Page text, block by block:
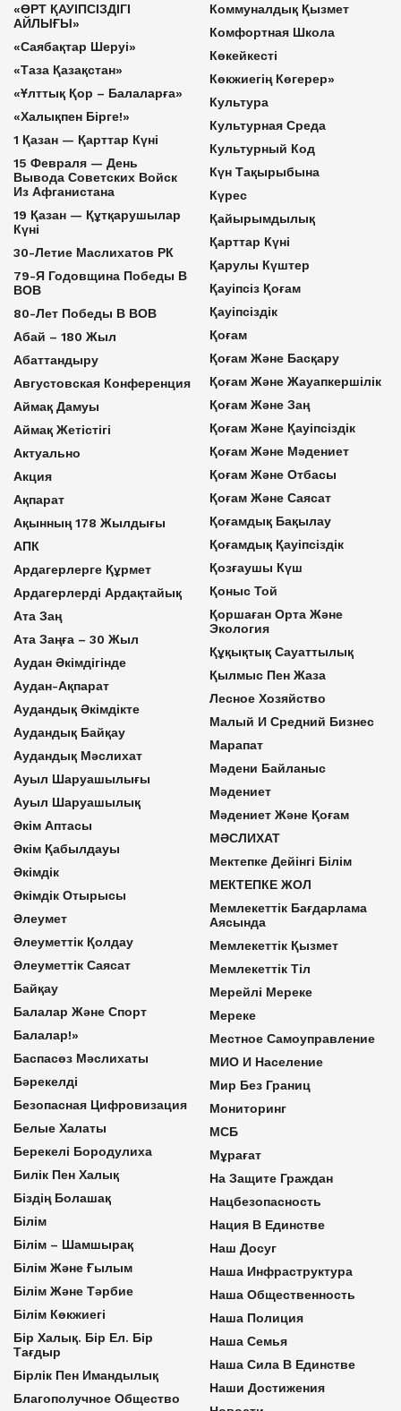
«ӨРТ ҚАУІПСІЗДІГІ
АЙЛЫҒЫ»
«Саябақтар Шеруі»
«Таза Қазақстан»
«Ұлттық Қор – Балаларға»
«Халықпен Бірге!»
1 Қазан — Қарттар Күні
15 Февраля — День
Вывода Советских Войск
Из Афганистана
19 Қазан — Құтқарушылар
Күні
30-Летие Маслихатов РК
79-Я Годовщина Победы В
ВОВ
80-Лет Победы В ВОВ
Абай – 180 Жыл
Абаттандыру
Августовская Конференция
Аймақ Дамуы
Аймақ Жетістігі
Актуально
Акция
Ақпарат
Ақынның 178 Жылдығы
АПК
Ардагерлерге Құрмет
Ардагерлерді Ардақтайық
Ата Заң
Ата Заңға – 30 Жыл
Аудан Әкімдігінде
Аудан-Ақпарат
Аудандық Әкімдікте
Аудандық Байқау
Аудандық Мәслихат
Ауыл Шаруашылығы
Ауыл Шаруашылық
Әкім Аптасы
Әкім Қабылдауы
Әкімдік
Әкімдік Отырысы
Әлеумет
Әлеуметтік Қолдау
Әлеуметтік Саясат
Байқау
Балалар Және Спорт
Балалар!»
Баспасөз Мәслихаты
Бәрекелді
Безопасная Цифровизация
Белые Халаты
Берекелі Бородулиха
Билік Пен Халық
Біздің Болашақ
Білім
Білім – Шамшырақ
Білім Және Ғылым
Білім Және Тәрбие
Білім Көкжиегі
Бір Халық. Бір Ел. Бір
Тағдыр
Бірлік Пен Имандылық
Благополучное Общество
Коммуналдық Қызмет
Комфортная Школа
Көкейкесті
Көкжиегің Көгерер»
Культура
Культурная Среда
Культурный Код
Күн Тақырыбына
Күрес
Қайырымдылық
Қарттар Күні
Қарулы Күштер
Қауіпсіз Қоғам
Қауіпсіздік
Қоғам
Қоғам Және Басқару
Қоғам Және Жауапкершілік
Қоғам Және Заң
Қоғам Және Қауіпсіздік
Қоғам Және Мәдениет
Қоғам Және Отбасы
Қоғам Және Саясат
Қоғамдық Бақылау
Қоғамдық Қауіпсіздік
Қозғаушы Күш
Қоныс Той
Қоршаған Орта Және
Экология
Құқықтық Сауаттылық
Қылмыс Пен Жаза
Лесное Хозяйство
Малый И Средний Бизнес
Марапат
Мәдени Байланыс
Мәдениет
Мәдениет Және Қоғам
МӘСЛИХАТ
Мектепке Дейінгі Білім
МЕКТЕПКЕ ЖОЛ
Мемлекеттік Бағдарлама
Аясында
Мемлекеттік Қызмет
Мемлекеттік Тіл
Мерейлі Мереке
Мереке
Местное Самоуправление
МИО И Население
Мир Без Границ
Мониторинг
МСБ
Мұрағат
На Защите Граждан
Нацбезопасность
Нация В Единстве
Наш Досуг
Наша Инфраструктура
Наша Общественность
Наша Полиция
Наша Семья
Наша Сила В Единстве
Наши Достижения